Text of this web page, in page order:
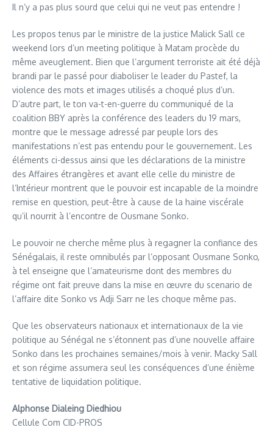
Il n’y a pas plus sourd que celui qui ne veut pas entendre !
Les propos tenus par le ministre de la justice Malick Sall ce
weekend lors d’un meeting politique à Matam procède du
même aveuglement. Bien que l’argument terroriste ait été déjà
brandi par le passé pour diaboliser le leader du Pastef, la
violence des mots et images utilisés a choqué plus d’un.
D’autre part, le ton va-t-en-guerre du communiqué de la
coalition BBY après la conférence des leaders du 19 mars,
montre que le message adressé par peuple lors des
manifestations n’est pas entendu pour le gouvernement. Les
éléments ci-dessus ainsi que les déclarations de la ministre
des Affaires étrangères et avant elle celle du ministre de
l’Intérieur montrent que le pouvoir est incapable de la moindre
remise en question, peut-être à cause de la haine viscérale
qu’il nourrit à l’encontre de Ousmane Sonko.
Le pouvoir ne cherche même plus à regagner la confiance des
Sénégalais, il reste omnibulés par l’opposant Ousmane Sonko,
à tel enseigne que l’amateurisme dont des membres du
régime ont fait preuve dans la mise en œuvre du scenario de
l’affaire dite Sonko vs Adji Sarr ne les choque même pas.
Que les observateurs nationaux et internationaux de la vie
politique au Sénégal ne s’étonnent pas d’une nouvelle affaire
Sonko dans les prochaines semaines/mois à venir. Macky Sall
et son régime assumera seul les conséquences d’une énième
tentative de liquidation politique.
Alphonse Dialeing Diedhiou
Cellule Com CID-PROS